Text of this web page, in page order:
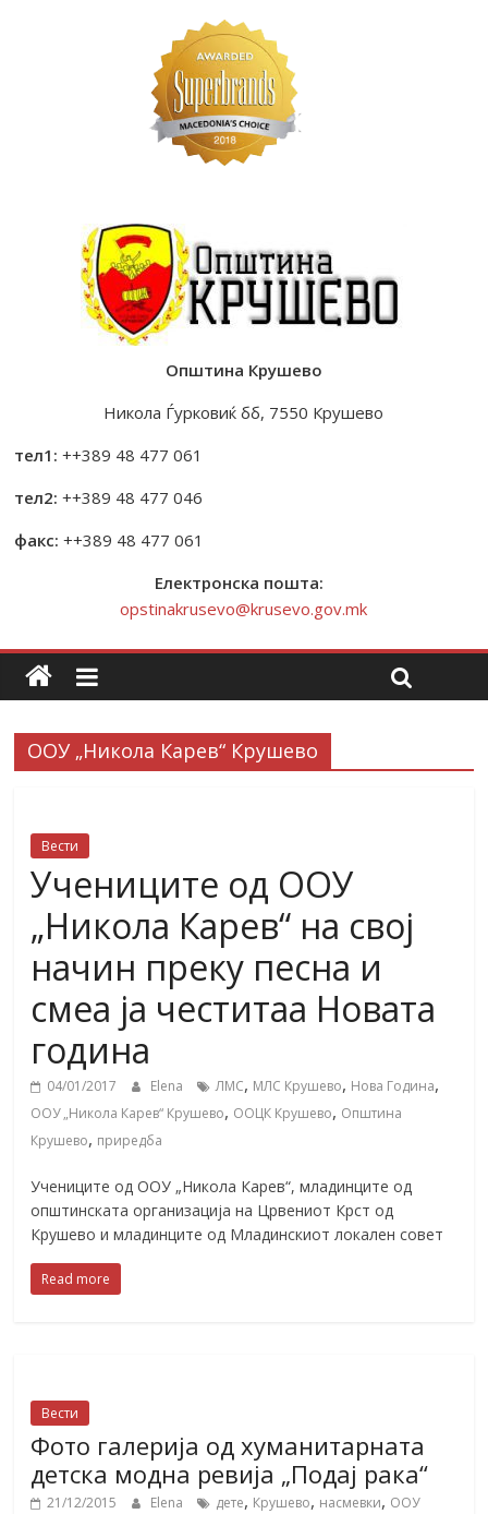
Општина Крушево
Никола Ѓурковиќ бб, 7550 Крушево
тел1: ++389 48 477 061
тел2: ++389 48 477 046
факс: ++389 48 477 061
Електронска пошта:
opstinakrusevo@krusevo.gov.mk
ООУ „Никола Карев“ Крушево
Вести
Учениците од ООУ
„Никола Карев“ на свој
начин преку песна и
смеа ја честитаа Новата
година
04/01/2017 Elena ЛМС, МЛС Крушево, Нова Година,
ООУ „Никола Карев“ Крушево, ООЦК Крушево, Општина
Крушево, приредба
Учениците од ООУ „Никола Карев“, младинците од
општинската организација на Црвениот Крст од
Крушево и младинците од Младинскиот локален совет
Read more
Вести
Фото галерија од хуманитарната
детска модна ревија „Подај рака“
21/12/2015 Elena дете, Крушево, насмевки, ООУ